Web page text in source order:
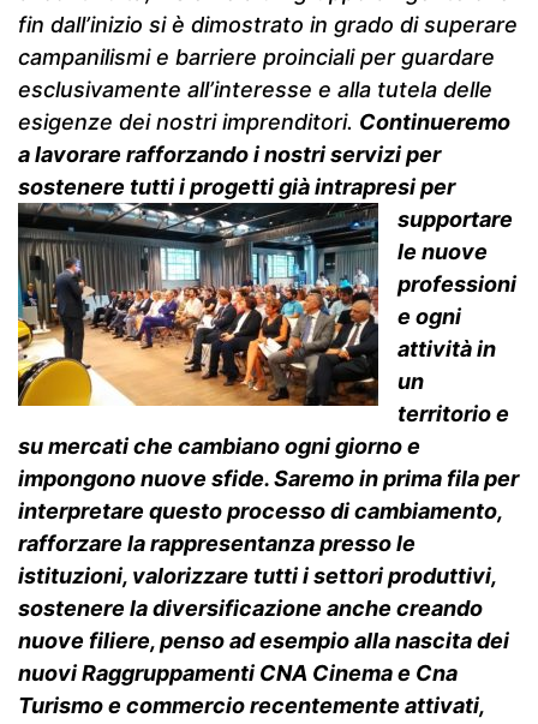
fin dall’inizio si è dimostrato in grado di superare
campanilismi e barriere proinciali per guardare
esclusivamente all’interesse e alla tutela delle
esigenze dei nostri imprenditori. Continueremo
a lavorare rafforzando i nostri servizi per
sostenere tutti iprogetti già intrapresi per
supportare
le nuove
professioni
e ogni
attività in
un
territorio e
su mercati che cambiano ogni giorno e
impongono nuove sfide. Saremo in prima fila per
interpretare questo processo di cambiamento,
rafforzare la rappresentanza presso le
istituzioni, valorizzare tutti i settori produttivi,
sostenere la diversificazione anche creando
nuove filiere, penso ad esempio alla nascita dei
nuovi Raggruppamenti CNA Cinema e Cna
Turismo e commercio recentemente attivati,